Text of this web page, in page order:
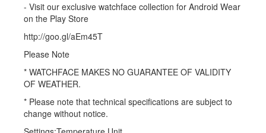
- Visit our exclusive watchface collection for Android Wear
on the Play Store
http://goo.gl/aEm45T
Please Note
* WATCHFACE MAKES NO GUARANTEE OF VALIDITY
OF WEATHER.
* Please note that technical specifications are subject to
change without notice.